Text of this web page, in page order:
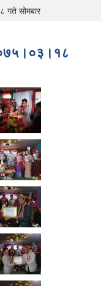
गते सोमबार